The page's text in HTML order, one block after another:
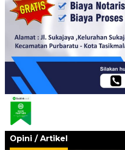
Opini / Artikel